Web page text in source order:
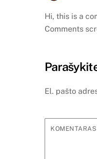
Hi, this is a
Comments
El. pašto
KOMENTARAS